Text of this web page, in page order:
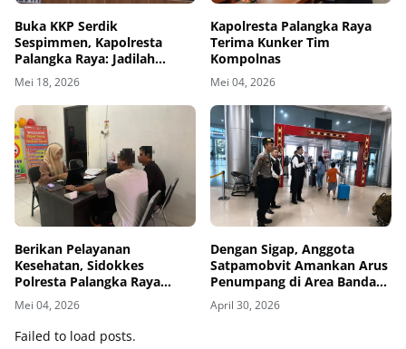
Buka KKP Serdik
Sespimmen, Kapolresta
Palangka Raya: Jadilah
Pemimpin yang Produktif
dan Inklusif
Mei 18, 2026
Kapolresta Palangka Raya
Terima Kunker Tim
Kompolnas
Mei 04, 2026
Berikan Pelayanan
Kesehatan, Sidokkes
Polresta Palangka Raya
Layani Personel dan
Masyarakat
Mei 04, 2026
Dengan Sigap, Anggota
Satpamobvit Amankan Arus
Penumpang di Area Bandara
Tjilik Riwut
April 30, 2026
Failed to load posts.